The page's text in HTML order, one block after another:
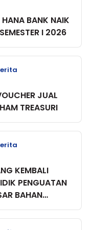
HANA BANK NAIK
I 2026
JUAL
TREASURI
KEMBALI
PENGUATAN
BAHAN
JAWA BARAT